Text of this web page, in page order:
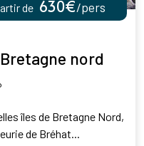
nord
îles de Bretagne Nord,
de Bréhat...
de 630€/pers